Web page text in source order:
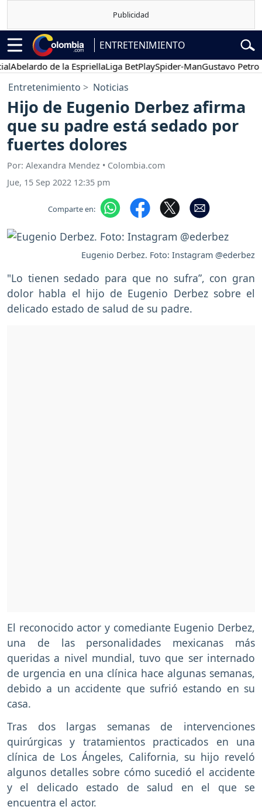
ENTRETENIMIENTO
de la EspriellaLiga BetPlaySpider-ManGustavo Petro
Entretenimiento Noticias
Hijo de Eugenio Derbez afirma
que su padre está sedado por
fuertes dolores
Por: Alexandra Mendez • Colombia.com
Jue, 15 Sep 2022 12:35 pm
Comparte en:
Eugenio Derbez. Foto: Instagram @ederbez
"Lo tienen sedado para que no sufra”, con gran
dolor habla el hijo de Eugenio Derbez sobre el
delicado estado de salud de su padre.
El reconocido actor y comediante Eugenio Derbez,
una de las personalidades mexicanas más
queridas a nivel mundial, tuvo que ser internado
de urgencia en una clínica hace algunas semanas,
debido a un accidente que sufrió estando en su
casa.
Tras dos largas semanas de intervenciones
quirúrgicas y tratamientos practicados en una
clínica de Los Ángeles, California, su hijo reveló
algunos detalles sobre cómo sucedió el accidente
y el delicado estado de salud en el que se
encuentra el actor.